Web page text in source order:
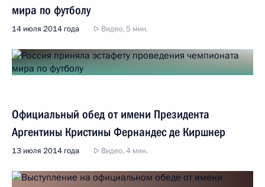
мира по футболу
14 июля 2014 года Видео, 5 мин.
Официальный обед от имени Президента
Аргентины Кристины Фернандес де Киршнер
13 июля 2014 года Видео, 4 мин.